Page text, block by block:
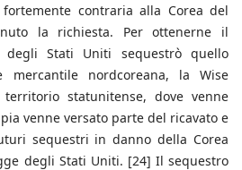
contraria alla Corea del
la richiesta. Per ottenerne il
degli Stati Uniti sequestrò quello
mercantile nordcoreana, la Wise
statunitense, dove venne
venne versato parte del ricavato e
sequestri in danno della Corea
degli Stati Uniti. [24] Il sequestro